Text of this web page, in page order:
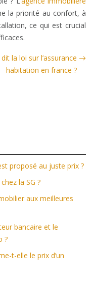
la priorité au confort, à
ce qui est crucial
la loi sur l’assurance
habitation en france ?
proposé au juste prix ?
la SG ?
aux meilleures
bancaire et le
?
t-elle le prix d’un